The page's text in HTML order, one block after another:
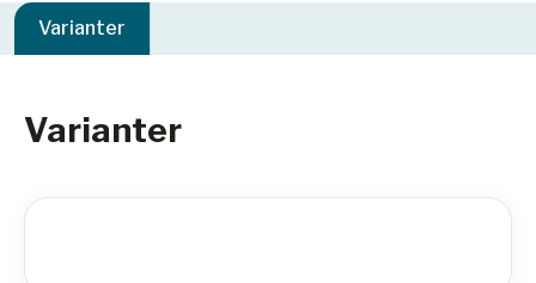
Varianter
Varianter